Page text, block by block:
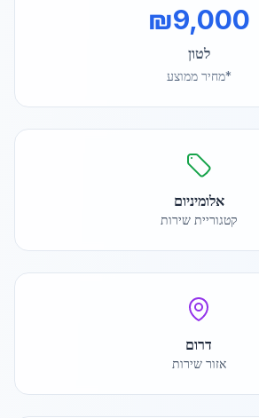
₪9,000
לטון
*מחיר ממוצע
אלומיניום
קטגוריית שירות
דרום
אזור שירות